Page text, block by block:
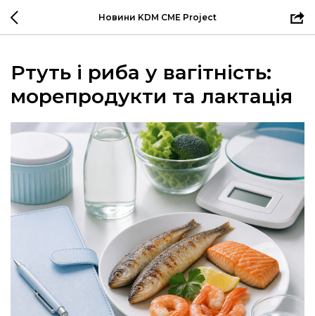
Новини KDM CME Project
Ртуть і риба у вагітність:
морепродукти та лактація